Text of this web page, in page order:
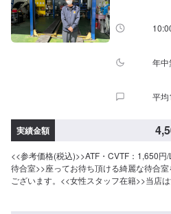
年中
平
実績金額
<<参考価格(税込)>>ATF・CVTF：1,650
待合室>>座ってお待ち頂ける綺麗な待合
ございます。<<女性スタッフ在籍>>当店